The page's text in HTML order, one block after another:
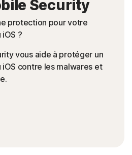
Security
protection pour votre
?
vous aide à protéger un
contre les malwares et